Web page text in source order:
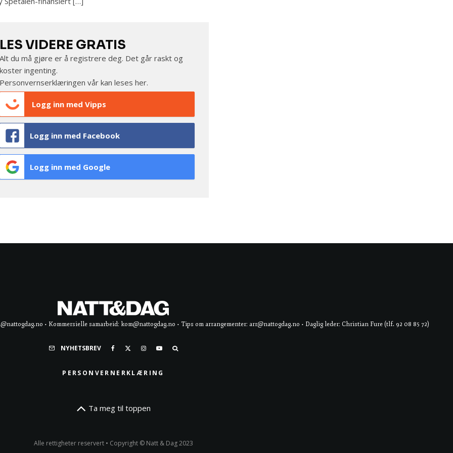
LES VIDERE GRATIS
Alt du må gjøre er å registrere deg. Det går raskt og
koster ingenting.
Personvernserklæringen vår kan lesesher.
Logg inn med Vipps
Logg inn med Facebook
Logg inn med Google
• Kommersielle samarbeid: kom@nattogdag.no • Tips om arrangementer: arr@nattogdag.no • Daglig leder: Christian Fure (tlf. 92 08 85 72)
NYHETSBREV
PERSONVERNERKLÆRING
Ta meg til toppen
Alle rettigheter reservert • Copyright © Natt & Dag 2023